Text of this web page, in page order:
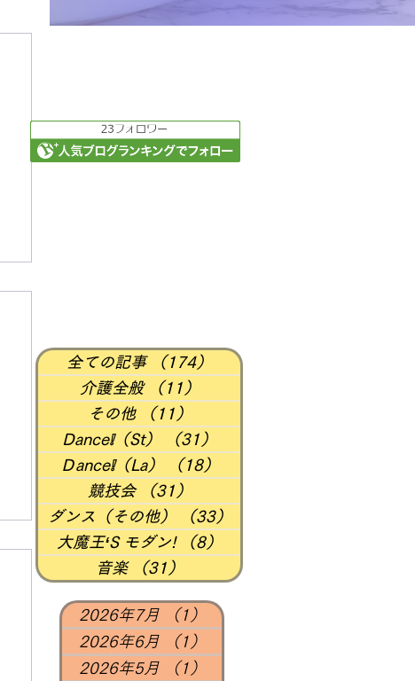
全ての記事 （174）
174件の記事
介護全般
（11）
その他
（11）
Dance❕（St）
（31）
Ｄance❕（La）
（18）
競技会
（31）
ダンス（その他）
（33）
大魔王‘S モダン!
（8）
音楽
（31） 31件の記事
2026年7月 （1）
1件の記事
2026年6月
（1）
2026年5月
（1）